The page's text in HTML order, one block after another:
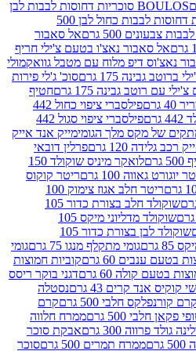
BOULOS סוכריות דחוסות לבבות לבן
BOULOS סוכריות דחוסות לבבות כחול לבן 500
אל סאבור
נאצ'ו בטעם צ'ילי חריף
מלוח עם מטבל גוואקמולי
גרם
סוכ' ג'לי פירות
175 גרם
חטיף
פילסברי ציפוי כחול 442
פילסברי ציפוי סגול 442
מלך הגומימייק אנד אייק
פרלין דובאי
לואקר מיניס שוקולד 150
גרם
ריטר קוקוס
ריטר חלב אגוז צימוק 100
שוקולד חלב בצורת כדור 105
שוקולד מדליוני מיקס 105
שוקולד לבן בצורת כדור 105
גומי מתקלף מנגו 75 גרם
גומי
גרם
קוביות חמוצות
60 גרם
דגני בוקר ריסס
43 גרם
נסטלה
500 גרם
קרם
ממרח חלווה
גרם
אבקת סוכר
תמרים 500 גרם
סוכר